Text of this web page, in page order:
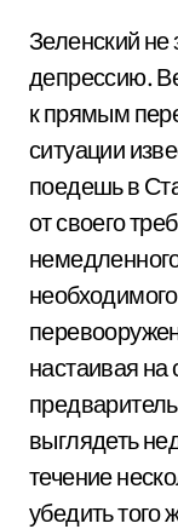
Зеленский не
депрессию.
к прямым
ситуации
поедешь в
от своего
настаивая на
выглядеть
течение
убедить того